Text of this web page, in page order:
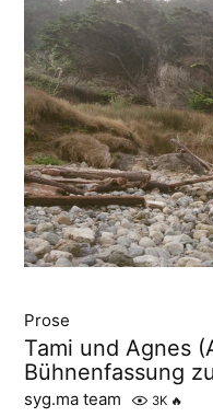
Prose
Tami und Agnes
Bühnenfassung
syg.ma team 3K 🔥